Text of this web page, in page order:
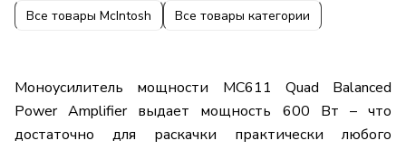
Все товары McIntosh Все товары категории
Моноусилитель мощности MC611 Quad Balanced
Power Amplifier выдает мощность 600 Вт – что
достаточно для раскачки практически любого